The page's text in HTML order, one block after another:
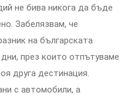
не бива никога да бъде
Забелязвам, че
на българската
през които отпътуваме
друга дестинация.
с автомобили, а